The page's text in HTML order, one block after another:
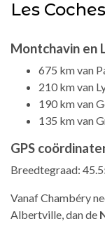
Les Coches
Montchavin en
675 km van
210 km van
190 km van
135 km van
GPS
Breedtegraad:
Vanaf Chambéry
Albertville, dan de